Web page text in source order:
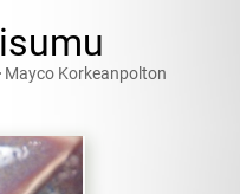
Mayco Korkeanpolton